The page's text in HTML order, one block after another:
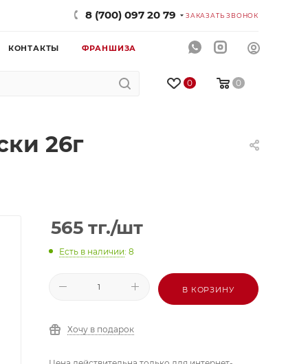
8 (700) 097 20 79 ЗАКАЗАТЬ ЗВОНОК
КОНТАКТЫ ФРАНШИЗА
0 0
26г
565 тг./шт
Есть в наличии: 8
В КОРЗИНУ
Хочу в подарок